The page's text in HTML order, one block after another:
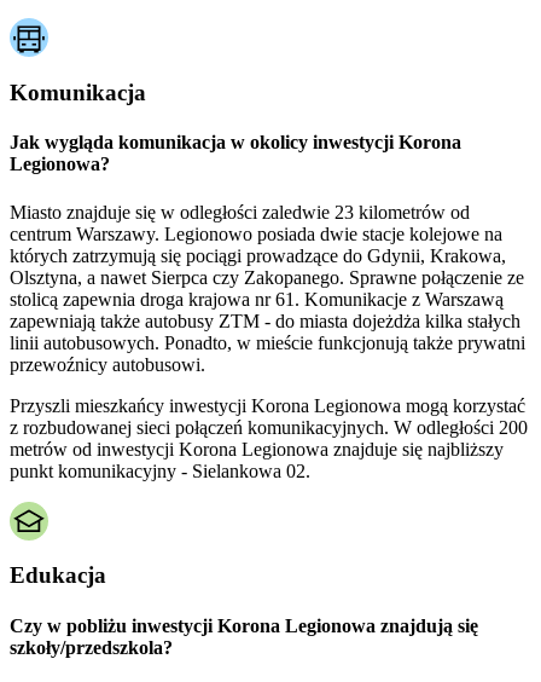
Komunikacja
Jak wygląda komunikacja w okolicy inwestycji Korona
Legionowa?
Miasto znajduje się w odległości zaledwie 23 kilometrów od
centrum Warszawy. Legionowo posiada dwie stacje kolejowe na
których zatrzymują się pociągi prowadzące do Gdynii, Krakowa,
Olsztyna, a nawet Sierpca czy Zakopanego. Sprawne połączenie ze
stolicą zapewnia droga krajowa nr 61. Komunikacje z Warszawą
zapewniają także autobusy ZTM - do miasta dojeżdża kilka stałych
linii autobusowych. Ponadto, w mieście funkcjonują także prywatni
przewoźnicy autobusowi.
Przyszli mieszkańcy inwestycji Korona Legionowa mogą korzystać
z rozbudowanej sieci połączeń komunikacyjnych. W odległości 200
metrów od inwestycji Korona Legionowa znajduje się najbliższy
punkt komunikacyjny - Sielankowa 02.
Edukacja
Czy w pobliżu inwestycji Korona Legionowa znajdują się
szkoły/przedszkola?